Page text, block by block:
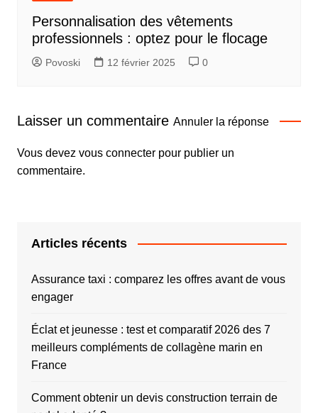
Personnalisation des vêtements
professionnels : optez pour le flocage
Povoski 12 février 2025 0
Laisser un commentaire Annuler la réponse
Vous devez vous connecterpour publier un
commentaire.
Articles récents
Assurance taxi : comparez les offres avant de vous
engager
Éclat et jeunesse : test et comparatif 2026 des 7
meilleurs compléments de collagène marin en
France
Comment obtenir un devis construction terrain de